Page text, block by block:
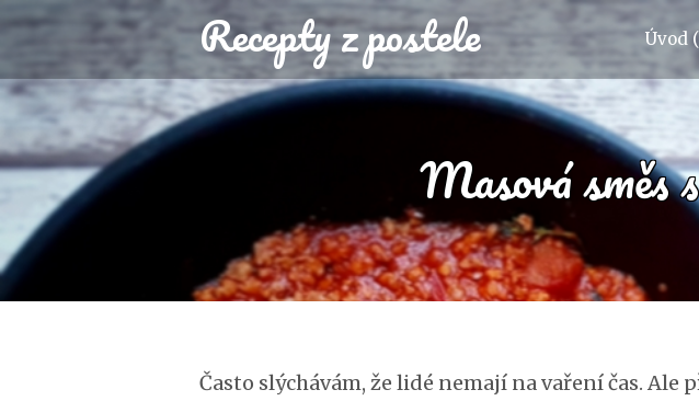
Recepty z postele Úvod
Masová směs
Často slýchávám, že lidé nemají na vaření čas.